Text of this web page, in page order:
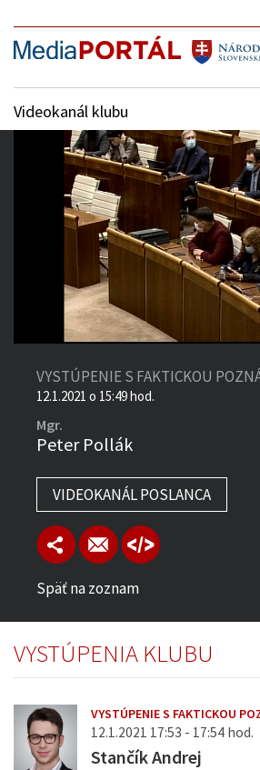
Videokanál klubu
5:22:54
VYSTÚPENIE S FAKTICKOU
12.1.2021 o 15:49 hod.
Mgr.
Peter Pollák
VIDEOKANÁL POSLANCA
Späť na zoznam
VYSTÚPENIA KLUBU
VYSTÚPENIE S FAKTICKOU
12.1.2021 17:53 - 17:54 hod.
Stančík Andrej